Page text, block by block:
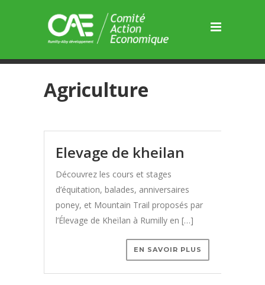
Agriculture
elevage de kheilan
Découvrez les cours et stages
d’équitation, balades, anniversaires
poney, et Mountain Trail proposés par
l’Élevage de Kheïlan à Rumilly en […]
EN SAVOIR PLUS